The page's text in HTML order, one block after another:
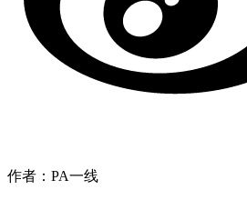
作者：PA一线